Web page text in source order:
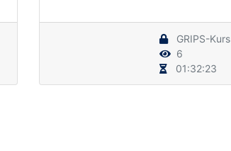
GRIPS-Kurs
6
01:32:23